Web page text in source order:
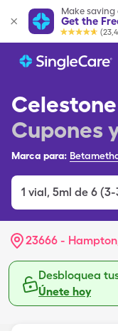
Make saving
Get the
Cupones
Marca para:
1 vial, 5ml de 6
23666 -
Desbloquea
Únete hoy